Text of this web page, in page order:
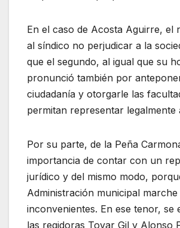
En el caso de Acosta Aguirre, el
al síndico no perjudicar a la
que el segundo, al igual que su
pronunció también por
ciudadanía y otorgarle las
permitan representar legalmente
Por su parte, de la Peña
importancia de contar con un
jurídico y del mismo modo,
Administración municipal
inconvenientes. En ese tenor, se
las regidoras Tovar Gil y Alonso